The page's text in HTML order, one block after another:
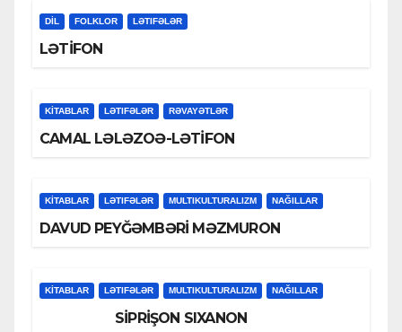
DİL FOLKLOR LƏTIFƏLƏR
LƏTİFON
KİTABLAR LƏTIFƏLƏR RƏVAYƏTLƏR
CAMAL LƏLƏZOƏ-LƏTİFON
KİTABLAR LƏTIFƏLƏR MULTIKULTURALIZM NAĞILLAR
DAVUD PEYĞƏMBƏRİ MƏZMURON
KİTABLAR LƏTIFƏLƏR MULTIKULTURALIZM NAĞILLAR
SİPRİŞON SIXANON